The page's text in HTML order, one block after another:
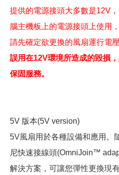
提供的電源接頭大多數是12V
腦主機板上的電源接頭上使用
請先確定欲更換的風扇運行電
誤用在12V環境所造成的毀損
保固服務。
5V 版本(5V version)
5V風扇用於各種設備和應用。
尼快速接線頭(OmniJoin™
解決方案，可讓您彈性更換現